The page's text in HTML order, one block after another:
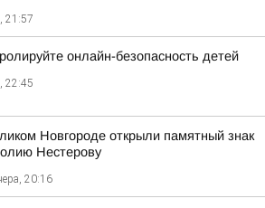
21:57
онлайн-безопасность детей
22:45
Новгороде открыли памятный знак
Нестерову
20:16